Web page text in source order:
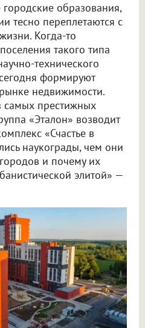
образования,
тесно переплетаются с
Когда-то
такого типа
технического
формируют
недвижимости.
престижных
«Эталон» возводит
«Счастье в
наукограды, чем они
и почему их
элитой» —